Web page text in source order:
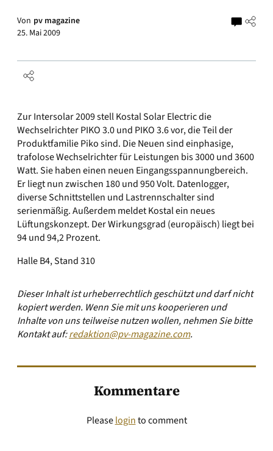
Von pv magazine
25. Mai 2009
Zur Intersolar 2009 stell Kostal Solar Electric die
Wechselrichter PIKO 3.0 und PIKO 3.6 vor, die Teil der
Produktfamilie Piko sind. Die Neuen sind einphasige,
trafolose Wechselrichter für Leistungen bis 3000 und 3600
Watt. Sie haben einen neuen Eingangsspannungbereich.
Er liegt nun zwischen 180 und 950 Volt. Datenlogger,
diverse Schnittstellen und Lastrennschalter sind
serienmäßig. Außerdem meldet Kostal ein neues
Lüftungskonzept. Der Wirkungsgrad (europäisch) liegt bei
94 und 94,2 Prozent.
Halle B4, Stand 310
Dieser Inhalt ist urheberrechtlich geschützt und darf nicht
kopiert werden. Wenn Sie mit uns kooperieren und
Inhalte von uns teilweise nutzen wollen, nehmen Sie bitte
Kontakt auf:redaktion@pv-magazine.com.
Kommentare
Pleaseloginto comment